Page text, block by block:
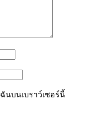
นบนเบราว์เซอร์นี้